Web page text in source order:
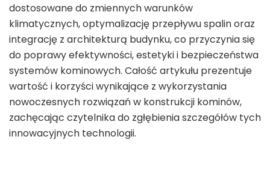
dostosowane do zmiennych warunków
klimatycznych, optymalizację przepływu spalin oraz
integrację z architekturą budynku, co przyczynia się
do poprawy efektywności, estetyki i bezpieczeństwa
systemów kominowych. Całość artykułu prezentuje
wartość i korzyści wynikające z wykorzystania
nowoczesnych rozwiązań w konstrukcji kominów,
zachęcając czytelnika do zgłębienia szczegółów tych
innowacyjnych technologii.